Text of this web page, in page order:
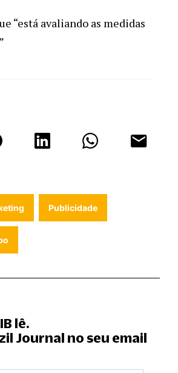
“está avaliando as medidas
Publicidade
lê.
Journal no seu email